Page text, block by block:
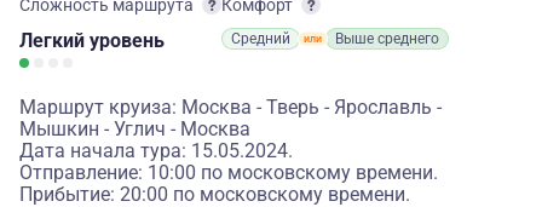
Сложность маршрута
Легкий уровень
Комфорт
Средний Выше среднего
Маршрут круиза: Москва - Тверь - Ярославль -
Мышкин - Углич - Москва
Дата начала тура: 15.05.2024.
Отправление: 10:00 по московскому времени.
Прибытие: 20:00 по московскому времени.